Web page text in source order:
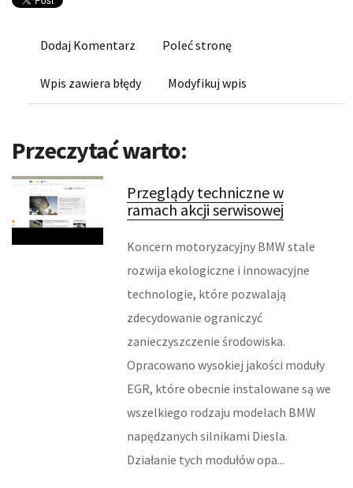
WYPOSAŻENIE ŁAZIENKI
ODZIEŻ
ELEKTRONIKA, RTV, AGD
ART. DLA ZWIERZĄT
OGRÓD, ROŚLINY
CHEMIA
ART. SPOŻYWCZE
MATERIAŁY EKSPLOATACYJNE
INNE SKLEPY
Dodaj Komentarz Poleć stronę
Wpis zawiera błędy Modyfikuj wpis
Przeczytać warto:
Przeglądy techniczne w
ramach akcji serwisowej
Koncern motoryzacyjny BMW stale
rozwija ekologiczne i innowacyjne
technologie, które pozwalają
zdecydowanie ograniczyć
zanieczyszczenie środowiska.
Opracowano wysokiej jakości moduły
EGR, które obecnie instalowane są we
wszelkiego rodzaju modelach BMW
napędzanych silnikami Diesla.
Działanie tych modułów opa...